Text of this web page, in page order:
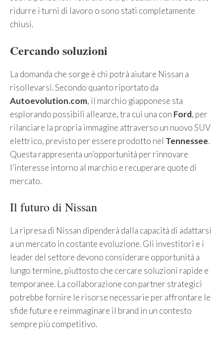
ridurre i turni di lavoro o sono stati completamente
chiusi.
Cercando soluzioni
La domanda che sorge è chi potrà aiutare Nissan a
risollevarsi. Secondo quanto riportato da
Autoevolution.com, il marchio giapponese sta
esplorando possibili alleanze, tra cui una con Ford, per
rilanciare la propria immagine attraverso un nuovo SUV
elettrico, previsto per essere prodotto nel Tennessee.
Questa rappresenta un’opportunità per rinnovare
l’interesse intorno al marchio e recuperare quote di
mercato.
Il futuro di Nissan
La ripresa di Nissan dipenderà dalla capacità di adattarsi
a un mercato in costante evoluzione. Gli investitori e i
leader del settore devono considerare opportunità a
lungo termine, piuttosto che cercare soluzioni rapide e
temporanee. La collaborazione con partner strategici
potrebbe fornire le risorse necessarie per affrontare le
sfide future e reimmaginare il brand in un contesto
sempre più competitivo.